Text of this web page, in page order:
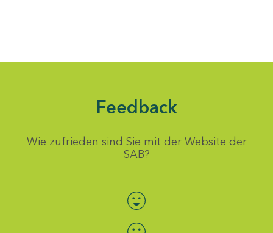
Feedback
Wie zufrieden sind Sie mit der Website der
SAB?
Bewertung auswählen